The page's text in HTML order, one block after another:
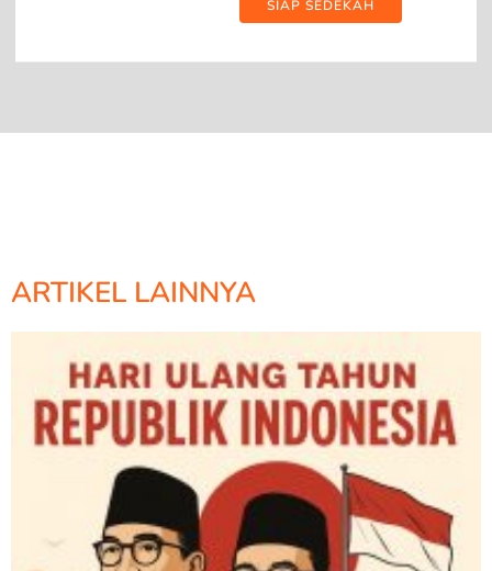
SIAP SEDEKAH
ARTIKEL LAINNYA